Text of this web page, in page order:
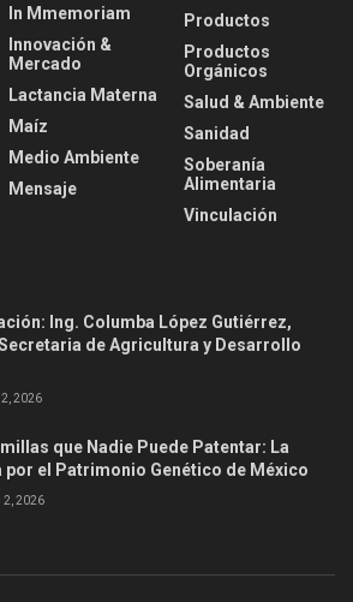
In Mmemoriam
Innovación &
Mercado
Lactancia Materna
Maíz
Medio Ambiente
Mensaje
Productos
Productos
Orgánicos
Salud & Ambiente
Sanidad
Soberanía
Alimentaria
Vinculación
Ing. Columba López Gutiérrez,
de Agricultura y Desarrollo
2026
que Nadie Puede Patentar: La
por el Patrimonio Genético de México
2, 2026